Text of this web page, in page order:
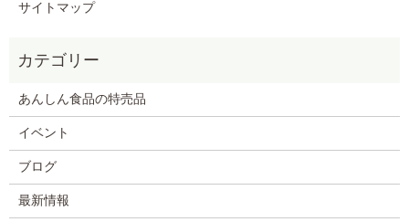
サイトマップ
あんしん食品の特売品
イベント
ブログ
最新情報